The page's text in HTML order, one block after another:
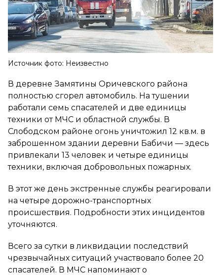
Источник фото: Неизвестно
В деревне Замятины Оричевского района
полностью сгорел автомобиль. На тушении
работали семь спасателей и две единицы
техники от МЧС и областной службы. В
Слободском районе огонь уничтожил 12 кв.м. в
заброшенном здании деревни Бабичи — здесь
привлекали 13 человек и четыре единицы
техники, включая добровольных пожарных.
В этот же день экстренные службы реагировали
на четыре дорожно-транспортных
происшествия. Подробности этих инцидентов
уточняются.
Всего за сутки в ликвидации последствий
чрезвычайных ситуаций участвовало более 20
спасателей. В МЧС напоминают о